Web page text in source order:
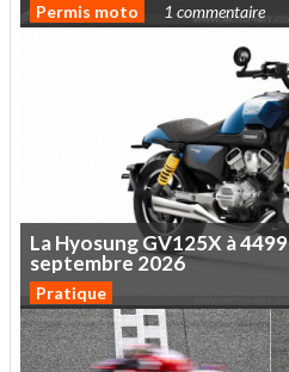
Permis moto 1 commentaire
LaHyosungGV125X à4499
septembre 2026
Pratique